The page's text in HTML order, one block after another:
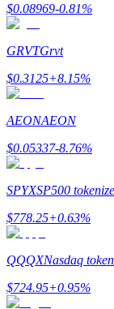
Panduan
$0.08969-0.81%
GRVTGrvt
$0.3125+8.15%
AEONAEON
$0.05337-8.76%
SPYXSP500
$778.25+0.63%
QQQXNasdaq
$724.95+0.95%